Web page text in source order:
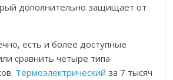
дополнительно защищает от
есть и более доступные
сравнить четыре типа
Термоэлектрический за 7 тысяч